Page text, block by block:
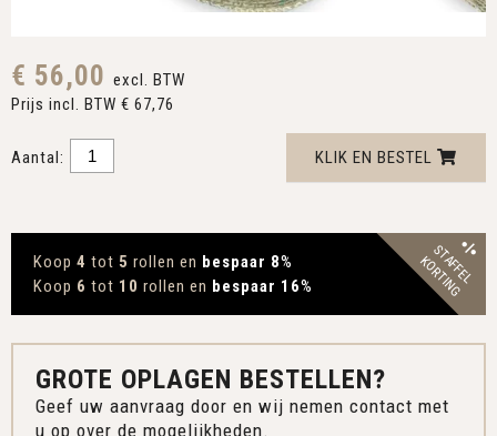
€ 56,00 excl. BTW
Prijs incl. BTW € 67,76
Aantal: KLIK EN BESTEL
Koop 4 tot 5 rollen en bespaar 8%
Koop 6 tot 10 rollen en bespaar 16% STAFFEL
KORTING
GROTE OPLAGEN BESTELLEN?
Geef uw aanvraag door en wij nemen contact met
u op over de mogelijkheden.